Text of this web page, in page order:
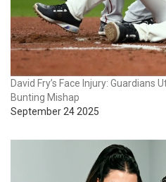
David Fry’s Face Injury:
Bunting Mishap
September 24 2025